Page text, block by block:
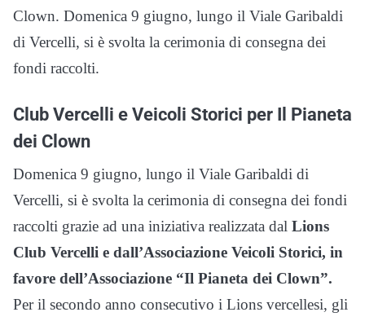
Clown. Domenica 9 giugno, lungo il Viale Garibaldi
di Vercelli, si è svolta la cerimonia di consegna dei
fondi raccolti.
Club Vercelli e Veicoli Storici per Il Pianeta
dei Clown
Domenica 9 giugno, lungo il Viale Garibaldi di
Vercelli, si è svolta la cerimonia di consegna dei fondi
raccolti grazie ad una iniziativa realizzata dal Lions
Club Vercelli e dall’Associazione Veicoli Storici, in
favore dell’Associazione “Il Pianeta dei Clown”.
Per il secondo anno consecutivo i Lions vercellesi, gli